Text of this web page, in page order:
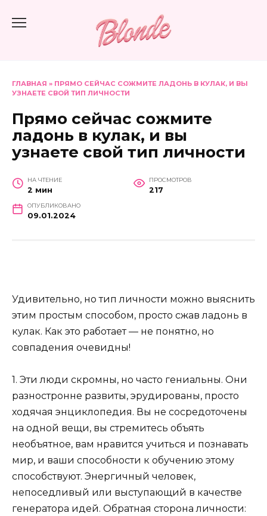
ГЛАВНАЯ » ПРЯМО СЕЙЧАС СОЖМИТЕ ЛАДОНЬ В КУЛАК, И ВЫ
УЗНАЕТЕ СВОЙ ТИП ЛИЧНОСТИ
Прямо сейчас сожмите
ладонь в кулак, и вы
узнаете свой тип личности
НА ЧТЕНИЕ
2 мин
ПРОСМОТРОВ
217
ОПУБЛИКОВАНО
09.01.2024
Удивительно, но тип личности можно выяснить
этим простым способом, просто сжав ладонь в
кулак. Как это работает — не понятно, но
совпадения очевидны!
1. Эти люди скромны, но часто гениальны. Они
разностронне развиты, эрудированы, просто
ходячая энциклопедия. Вы не сосредоточены
на одной вещи, вы стремитесь объять
необъятное, вам нравится учиться и познавать
мир, и ваши способности к обучению этому
способствуют. Энергичный человек,
непоседливый или выступающий в качестве
генератора идей. Обратная сторона личности: